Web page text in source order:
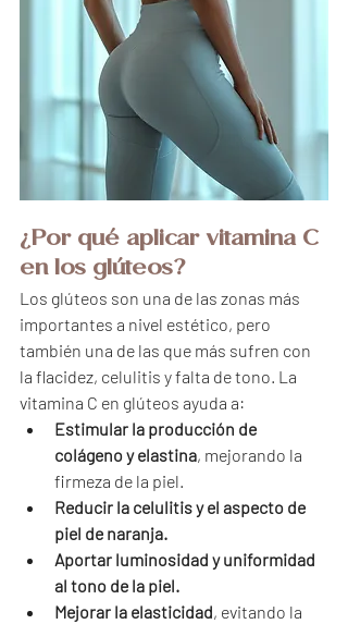
¿Por qué aplicar vitamina C
en los glúteos?
Los glúteos son una de las zonas más
importantes a nivel estético, pero
también una de las que más sufren con
la flacidez, celulitis y falta de tono. La
vitamina C en glúteos ayuda a:
Estimular la producción de
colágeno y elastina, mejorando la
firmeza de la piel.
Reducir la celulitis y el aspecto de
piel de naranja.
Aportar luminosidad y uniformidad
al tono de la piel.
Mejorar la elasticidad, evitando la